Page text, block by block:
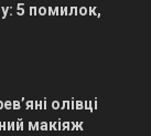
5 помилок,
олівці
макіяж